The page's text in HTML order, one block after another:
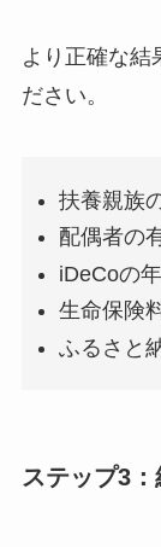
より正確な結
ださい。
扶養親族
配偶者の
iDeCoの
生命保険
ふるさと
ステップ3